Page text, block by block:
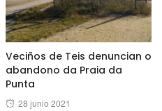
Veciños de Teis denuncian o
abandono da Praia da
Punta
Posted
28 junio 2021